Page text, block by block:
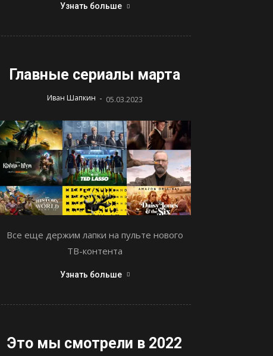
Узнать больше
Главные сериалы марта
Иван Шапкин - 05.03.2023
Все еще держим лапки на пульте нового
ТВ-контента
Узнать больше
Это мы смотрели в 2022